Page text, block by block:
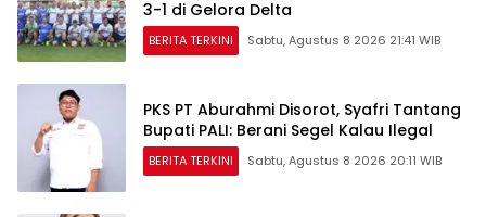
3-1 di Gelora Delta
BERITA TERKINI Sabtu, Agustus 8 2026 21:41 WIB
PKS PT Aburahmi Disorot, Syafri Tantang
Bupati PALI: Berani Segel Kalau Ilegal
BERITA TERKINI Sabtu, Agustus 8 2026 20:11 WIB